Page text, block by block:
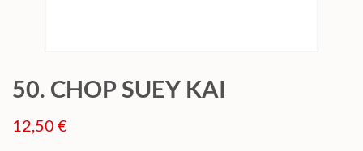
50. CHOP SUEY KAI
12,50 €